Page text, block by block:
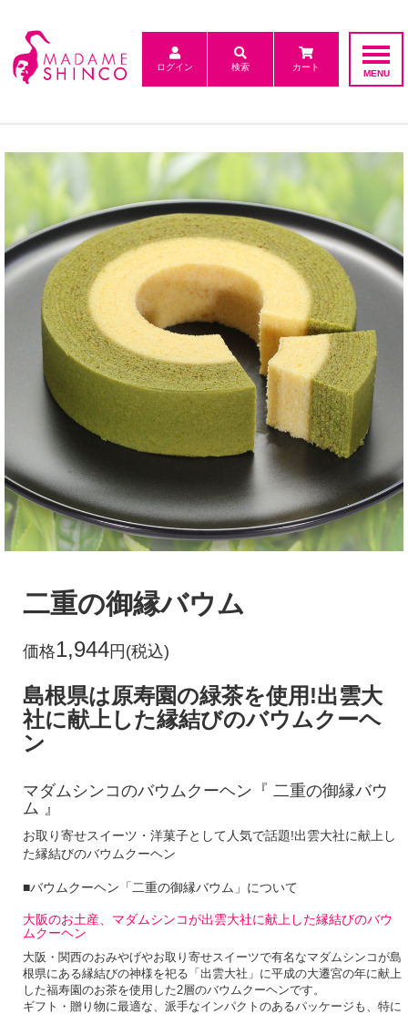
ログイン 検索 カート
二重の御縁バウム
価格1,944円(税込)
島根県は原寿園の緑茶を使用!出雲大
社に献上した縁結びのバウムクーヘ
ン
マダムシンコのバウムクーヘン『 二重の御縁バウ
ム 』
お取り寄せスイーツ・洋菓子として人気で話題!出雲大社に献上し
た縁結びのバウムクーヘン
■バウムクーヘン「二重の御縁バウム」について
大阪のお土産、マダムシンコが出雲大社に献上した縁結びのバウ
ムクーヘン
大阪・関西のおみやげやお取り寄せスイーツで有名なマダムシンコが島
根県にある縁結びの神様を祀る「出雲大社」に平成の大遷宮の年に献上
した福寿園のお茶を使用した2層のバウムクーヘンです。
ギフト・贈り物に最適な、派手なインパクトのあるパッケージも、特に